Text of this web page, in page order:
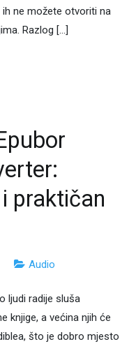
ne možete otvoriti na
Razlog […]
praktičan
Audio
ljudi radije sluša
knjige, a većina njih će
što je dobro mjesto